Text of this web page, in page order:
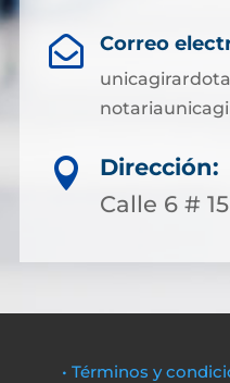
 Correo

Dirección:
Calle 6 #
• Términos y